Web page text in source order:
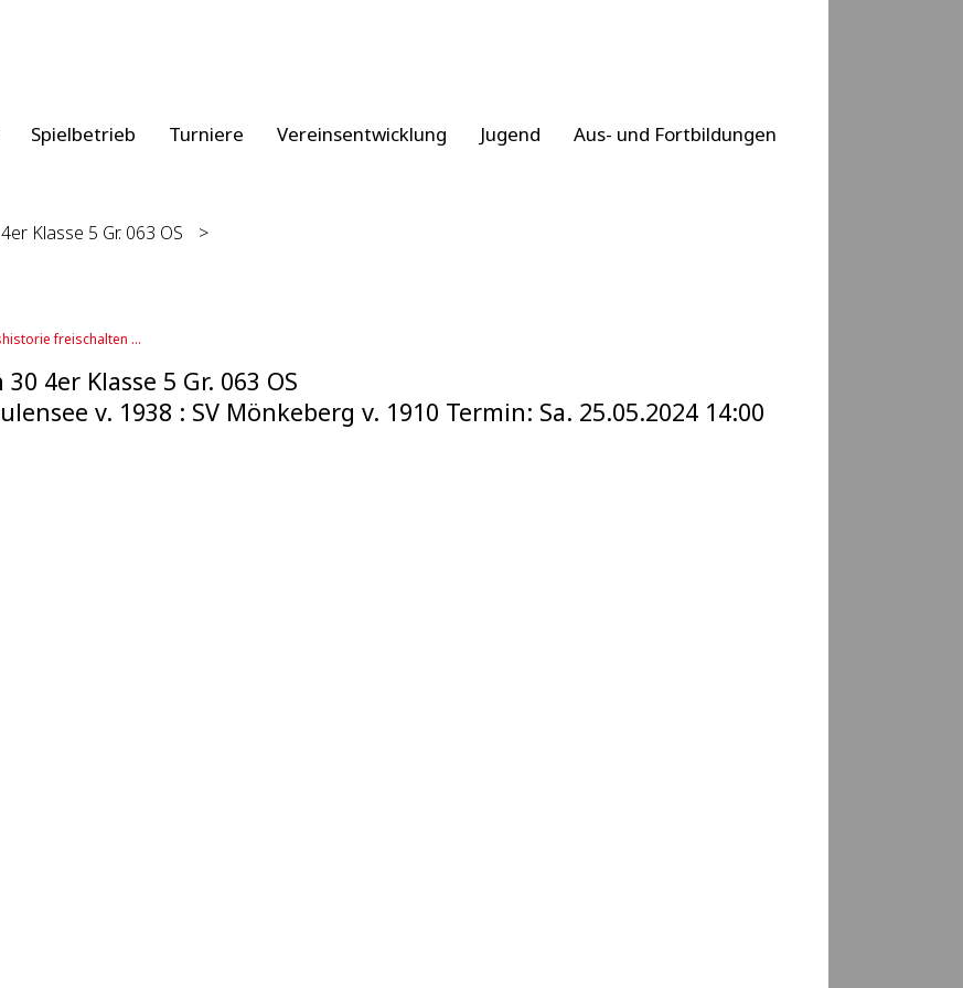
Spielbetrieb Turniere Vereinsentwicklung Jugend Aus- und Fortbildungen
Klasse 5 Gr. 063 OS
>
freischalten ...
30 4er Klasse 5 Gr. 063 OS
v. 1938 : SV Mönkeberg v. 1910 Termin: Sa. 25.05.2024 14:00